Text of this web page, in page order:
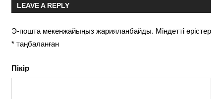
LEAVE A REPLY
Э-пошта мекенжайыңыз жарияланбайды. Міндетті өрістер
*таңбаланған
Пікір